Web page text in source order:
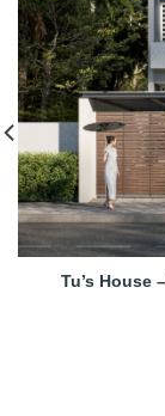
Tu’s House